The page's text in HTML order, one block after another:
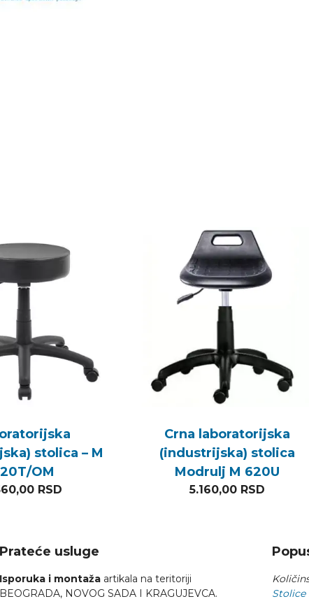
stolica – M
OM
RSD
Crna laboratorijska
(industrijska) stolica
Modrulj M 620U
5.160,00 RSD
Prateće usluge
Isporuka i montažaartikala na teritoriji
BEOGRADA, NOVOG SADA I KRAGUJEVCA.
Stolice